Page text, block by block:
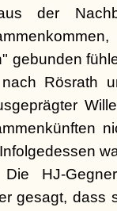
der
gebunden
Rösrath
HJ-
gesagt, dass